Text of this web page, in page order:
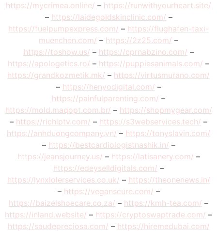
https://mycrimea.online/ – https://runwithyourheart.site/
– https://laidegoldskinclinic.com/ –
https://fuelpumpexpress.com/ – https://flughafen-taxi-
muenchen.com/ – https://2z25.com/ –
https://toshow.us/ – https://cprnabzino.com/ –
https://apologetics.ro/ – https://puppiesanimals.com/ –
https://grandkozmetik.mk/ – https://virtusmurano.com/
– https://henyodigital.com/ –
https://painfulparenting.com/ –
https://mold.maqopt.com.br/ – https://shopmygear.com/
– https://richiptv.com/ – https://s3webservices.tech/ –
https://anhduongcompany.vn/ – https://tonyslavin.com/
– https://bestcardiologistnashik.in/ –
https://jeansjourney.us/ – https://latisanery.com/ –
https://edeyselldigitals.com/ –
https://lynxlolerservices.co.uk/ – https://theonenews.in/
– https://veganscure.com/ –
https://baizelshoecare.co.za/ – https://kmh-tea.com/ –
https://inland.website/ – https://cryptoswaptrade.com/ –
https://saudepreciosa.com/ – https://hiremedubai.com/